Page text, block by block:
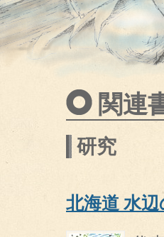
関連
研究
北海道 水